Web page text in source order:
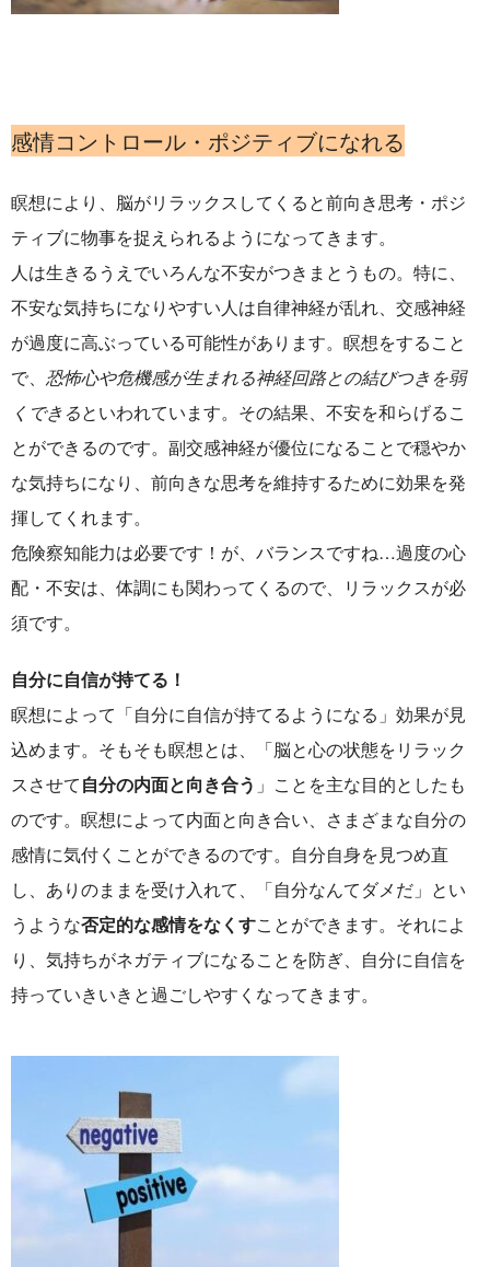
感情コントロール・ポジティブになれる
瞑想により、脳がリラックスしてくると前向き思考・ポジ
ティブに物事を捉えられるようになってきます。
人は生きるうえでいろんな不安がつきまとうもの。特に、
不安な気持ちになりやすい人は自律神経が乱れ、交感神経
が過度に高ぶっている可能性があります。瞑想をすること
で、 恐怖心や危機感が生まれる神経回路との結びつきを弱
くできるといわれています。その結果、不安を和らげるこ
とができるのです。副交感神経が優位になることで穏やか
な気持ちになり、前向きな思考を維持するために効果を発
揮してくれます。
危険察知能力は必要です！が、バランスですね…過度の心
配・不安は、体調にも関わってくるので、リラックスが必
須です。
自分に自信が持てる！
瞑想によって「自分に自信が持てるようになる」効果が見
込めます。そもそも瞑想とは、「脳と心の状態をリラック
スさせて自分の内面と向き合う 」ことを主な目的としたも
のです。瞑想によって内面と向き合い、さまざまな自分の
感情に気付くことができるのです。自分自身を見つめ直
し、ありのままを受け入れて、「自分なんてダメだ」とい
うような否定的な感情をなくすことができます。それによ
り、気持ちがネガティブになることを防ぎ、自分に自信を
持っていきいきと過ごしやすくなってきます。